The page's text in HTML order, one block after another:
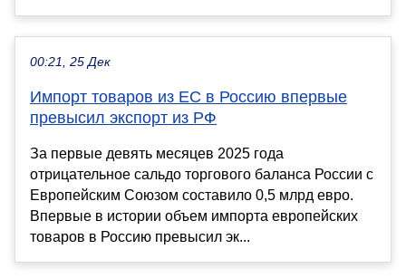
00:21, 25 Дек
Импорт товаров из ЕС в Россию впервые
превысил экспорт из РФ
За первые девять месяцев 2025 года
отрицательное сальдо торгового баланса России с
Европейским Союзом составило 0,5 млрд евро.
Впервые в истории объем импорта европейских
товаров в Россию превысил эк...